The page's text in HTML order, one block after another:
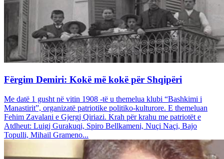
Fërgim Demiri: Kokë më kokë për Shqipëri
Me datë 1 gusht në vitin 1908 -të u themelua klubi “Bashkimi i
Manastirit”, organizatë patriotike politiko-kulturore. E themeluan
Fehim Zavalani e Gjergj Qiriazi. Krah për krahu me patriotët e
Atdheut: Luigj Gurakuqi, Spiro Bellkameni, Nuçi Naçi, Bajo
Topulli, Mihail Grameno...